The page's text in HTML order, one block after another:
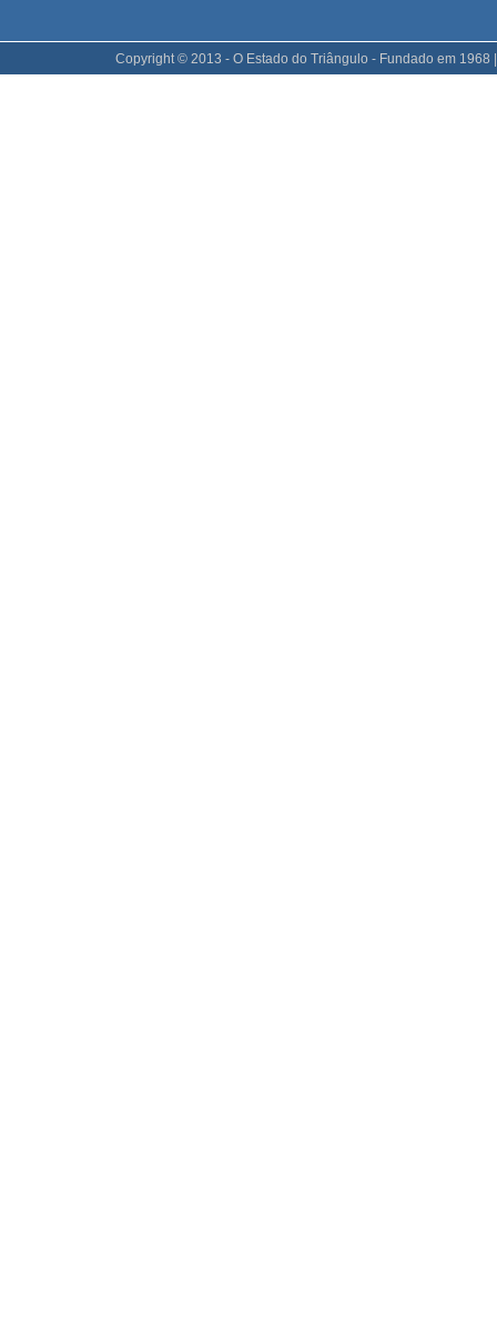
Copyright © 2013 - O Estado do Triângulo - Fundado em